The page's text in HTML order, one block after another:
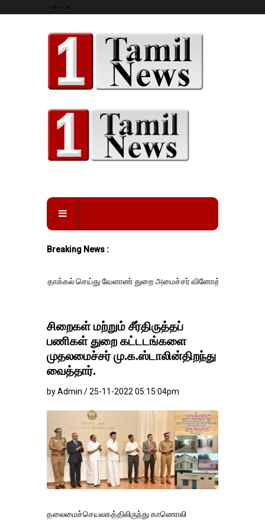
--> -->
Breaking News :
செய்து வேளாண் துறை அமைச்சர் வினோத் வாசித்து வருகிறார். �.
சிறைகள் மற்றும் சீர்திருத்தப்
பணிகள் துறை கட்டடங்களை
முதலமைச்சர் மு.க.ஸ்டாலின்திறந்து
வைத்தார்.
by Admin / 25-11-2022 05:15:04pm
தலைமைச்செயலகத்திலிருந்து காணொலி